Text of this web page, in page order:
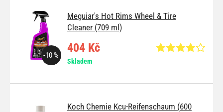
Meguiar's Hot Rims Wheel & Tire
Cleaner (709 ml)
-10 %
404 Kč
Skladem
Koch Chemie Kcu-Reifenschaum (600